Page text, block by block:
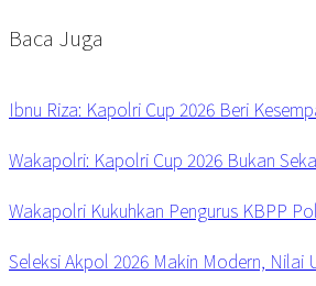
Baca Juga
Ibnu Riza: Kapolri Cup 2026 Beri
Wakapolri: Kapolri Cup 2026 Bukan
Wakapolri Kukuhkan Pengurus KBPP
Seleksi Akpol 2026 Makin Modern, Nilai